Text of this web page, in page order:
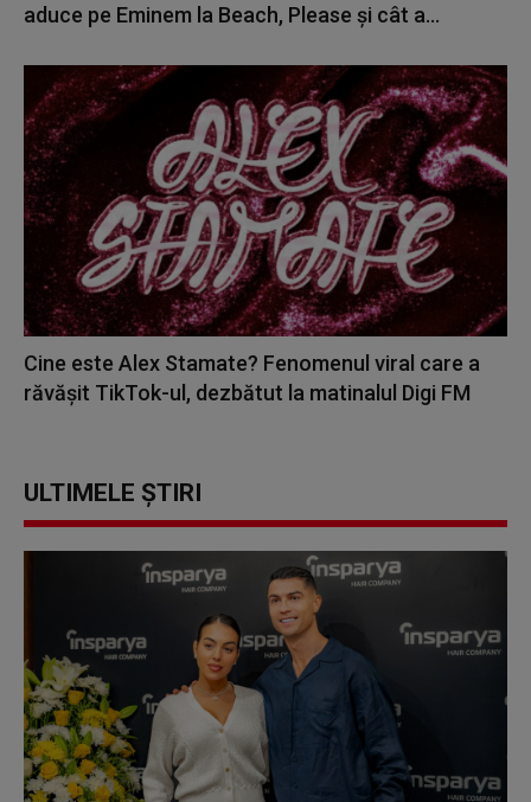
aduce pe Eminem la Beach, Please și cât a...
Cine este Alex Stamate? Fenomenul viral care a
răvășit TikTok-ul, dezbătut la matinalul Digi FM
ULTIMELE ȘTIRI